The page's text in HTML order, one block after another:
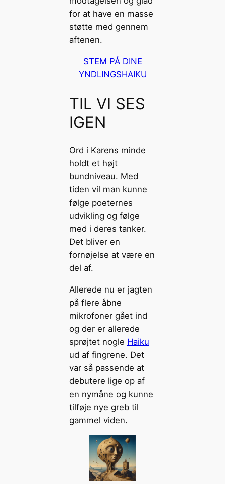
for at have en masse
støtte med gennem
aftenen.
STEM PÅ DINE
YNDLINGSHAIKU
TIL VI SES
IGEN
Ord i Karens minde
holdt et højt
bundniveau. Med
tiden vil man kunne
følge poeternes
udvikling og følge
med i deres tanker.
Det bliver en
fornøjelse at være en
del af.
Allerede nu er jagten
på flere åbne
mikrofoner gået ind
og der er allerede
sprøjtet nogle Haiku
ud af fingrene. Det
var så passende at
debutere lige op af
en nymåne og kunne
tilføje nye greb til
gammel viden.